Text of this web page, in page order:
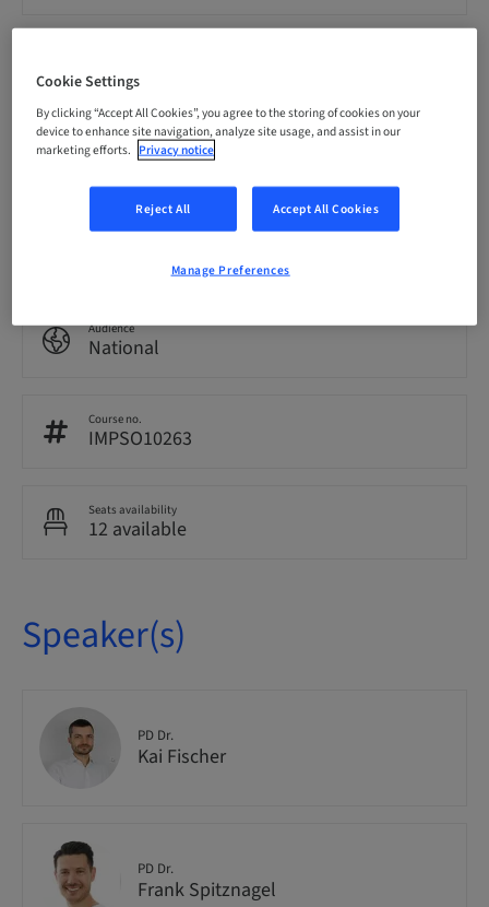
German
Points
8.00 Points
Audience
National
Course no.
IMPSO10263
Seats availability
12 available
Speaker(s)
PD Dr.
Kai Fischer
PD Dr.
Frank Spitznagel
Cookie Settings
By clicking “Accept All Cookies”, you agree to the storing of cookies on your
device to enhance site navigation, analyze site usage, and assist in our
marketing efforts. Privacy notice
Reject All Accept All Cookies
Manage Preferences